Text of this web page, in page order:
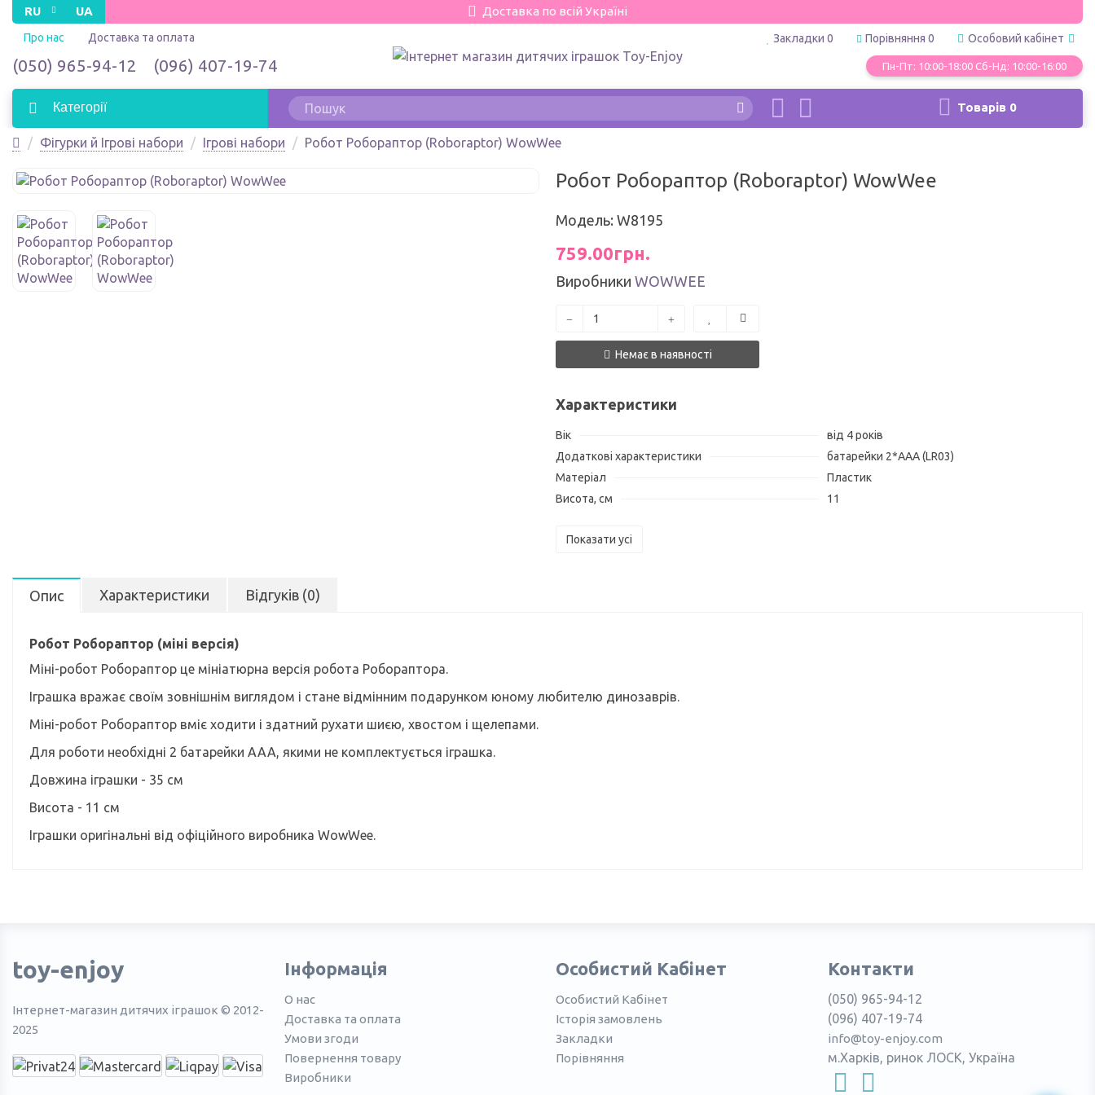
Доставка по всій Україні
RU UA
Про нас Доставка та оплата
(050) 965-94-12 (096) 407-19-74
Закладки 0 Порівняння 0 Особовий кабінет
Пн-Пт: 10:00-18:00 Сб-Нд: 10:00-16:00
Категорії Товарів 0
Фігурки й Ігрові набори Ігрові набори Робот Робораптор (Roboraptor) WowWee
Робот Робораптор (Roboraptor) WowWee
Модель: W8195
759.00грн.
Виробники WOWWEE
Немає в наявності
Характеристики
Вік
від 4 років
Додаткові характеристики
батарейки 2*ААА (LR03)
Матеріал
Пластик
Висота, см
11
Показати усі
Опис Характеристики Відгуків (0)
Робот Робораптор (міні версія)
Міні-робот Робораптор це мініатюрна версія робота Робораптора.
Іграшка вражає своїм зовнішнім виглядом і стане відмінним подарунком юному любителю динозаврів.
Міні-робот Робораптор вміє ходити і здатний рухати шиєю, хвостом і щелепами.
Для роботи необхідні 2 батарейки ААА, якими не комплектується іграшка.
Довжина іграшки - 35 см
Висота - 11 см
Іграшки оригінальні від офіційного виробника WowWee.
toy-enjoy
Інтернет-магазин дитячих іграшок © 2012-
2025
Інформація
О нас
Доставка та оплата
Умови згоди
Повернення товару
Виробники
Особистий Кабінет
Особистий Кабінет
Історія замовлень
Закладки
Порівняння
Контакти
(050) 965-94-12
(096) 407-19-74
info@toy-enjoy.com
м.Харків, ринок ЛОСК, Україна